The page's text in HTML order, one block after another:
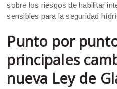
sobre los riesgos de habilitar
sensibles para la seguridad
Punto por
principales
nueva Ley de